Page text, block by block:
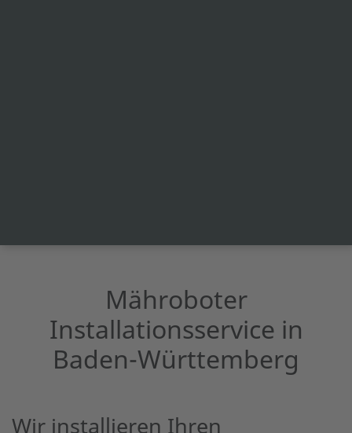
Mähroboter
Installationsservice in
Baden-Württemberg
Wir installieren Ihren